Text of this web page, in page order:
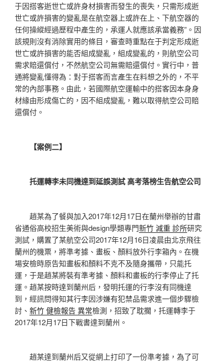
于因搭客逝世亡或許身材損害而發生的喪失，只需形成逝
世亡或許損害的變亂是在航空器上或許在上、下航空器的
任何操縱經過歷程中產生的，承運人就應該承當義務”。因
該規則沒有消除實用的條目，審查時重點在于判定形成逝
世亡或許損害的能否組成變亂，組成變亂的，則航空公司
需求賠還償付，不然航空公司無需賠還償付。實行中，普
通將變亂懂得為：對于搭客而言產生在料想之外的，不平
常的內部事務。由此，若國際航空運輸中的搭客因本身身
材緣由形成傷亡的，因不組成變亂，難以取得航空公司賠
還償付。
【案例二】
托運轉李未同機達到延誤測試 高考落榜生告航空公司
趙某為了餐與加入2017年12月17日在蘭州舉辦的甘肅
省通俗高校招生美術與design學類專門新竹 減重 診所研究
測試，購置了某航空公司2017年12月16日凌晨由北京飛往
蘭州的機票，將準考據、畫板、顏料放外行李箱內。在機
場安檢時原告知畫板和顏料不克不及隨身攜帶，只能托
運，于是趙某將裝有準考據、顏料和畫板的行李停止了托
運。趙某按時達到蘭州后，發明托運的行李沒有同機達
到，經訊問得知其行李因涉嫌有犯禁品需求進一個步驟檢
討、 新竹 健檢報告 異常檢測，招致了耽擱，托運轉李于
2017年12月17日下戰書達到蘭州。
趙某達到蘭州后又從網上打印了一份準考據，為了可